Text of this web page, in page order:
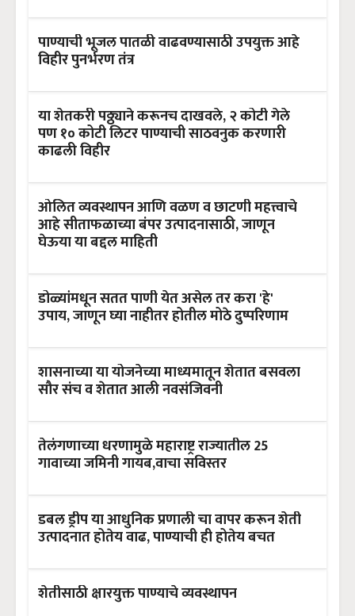
पाण्याची भूजल पातळी वाढवण्यासाठी उपयुक्त आहे
विहीर पुनर्भरण तंत्र
या शेतकरी पठ्ठ्याने करूनच दाखवले, २ कोटी गेले
पण १० कोटी लिटर पाण्याची साठवनुक करणारी
काढली विहीर
ओलित व्यवस्थापन आणि वळण व छाटणी महत्त्वाचे
आहे सीताफळाच्या बंपर उत्पादनासाठी, जाणून
घेऊया या बद्दल माहिती
डोळ्यांमधून सतत पाणी येत असेल तर करा 'हे'
उपाय, जाणून घ्या नाहीतर होतील मोठे दुष्परिणाम
शासनाच्या या योजनेच्या माध्यमातून शेतात बसवला
सौर संच व शेतात आली नवसंजिवनी
तेलंगणाच्या धरणामुळे महाराष्ट्र राज्यातील 25
गावाच्या जमिनी गायब,वाचा सविस्तर
डबल ड्रीप या आधुनिक प्रणाली चा वापर करून शेती
उत्पादनात होतेय वाढ, पाण्याची ही होतेय बचत
शेतीसाठी क्षारयुक्त पाण्याचे व्यवस्थापन